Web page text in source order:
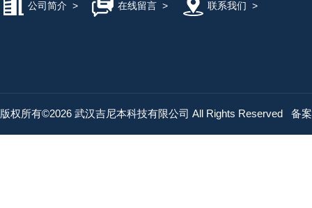
公司简介 > 在线留言> 联系我们 >
版权所有©2026 武汉吉尼本科技有限公司 All Rights Reserved 备